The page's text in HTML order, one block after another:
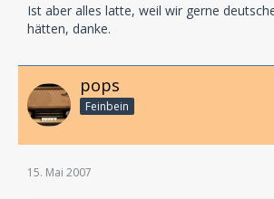
Ist aber alles latte, weil wir gerne
hätten, danke.
pops
Feinbein
15. Mai 2007